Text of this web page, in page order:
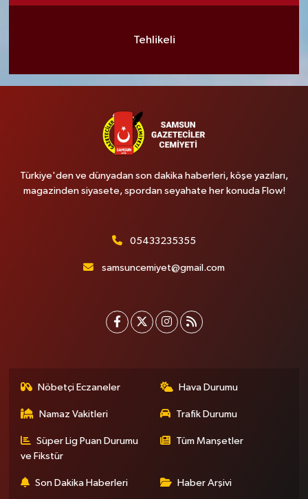
Tehlikeli
Türkiye'den ve dünyadan son dakika haberleri, köşe yazıları,
magazinden siyasete, spordan seyahate her konuda Flow!
05433235355
samsuncemiyet@gmail.com
Nöbetçi Eczaneler Hava Durumu
Namaz Vakitleri Trafik Durumu
Süper Lig Puan Durumu
ve Fikstür
Tüm Manşetler
Son Dakika Haberleri Haber Arşivi